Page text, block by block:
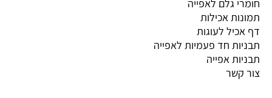
חומרי גלם לאפייה
תמונות אכילות
דף אכיל לעוגות
תבניות חד פעמיות לאפייה
תבניות אפייה
צור קשר